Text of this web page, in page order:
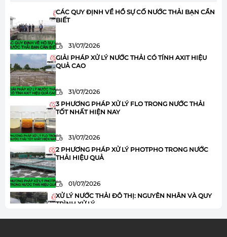
CÁC QUY ĐỊNH VỀ HỒ SỰ CỐ NƯỚC THẢI BẠN CẦN
BIẾT
31/07/2026
GIẢI PHÁP XỬ LÝ NƯỚC THẢI CÓ TÍNH AXIT HIỆU
QUẢ CAO
31/07/2026
3 PHƯƠNG PHÁP XỬ LÝ FLO TRONG NƯỚC THẢI
TỐT NHẤT HIỆN NAY
31/07/2026
2 PHƯƠNG PHÁP XỬ LÝ PHOTPHO TRONG NƯỚC
THẢI HIỆU QUẢ
01/07/2026
XỬ LÝ NƯỚC THẢI ĐÔ THỊ: NGUYÊN NHÂN VÀ QUY
TRÌNH XỬ LÝ